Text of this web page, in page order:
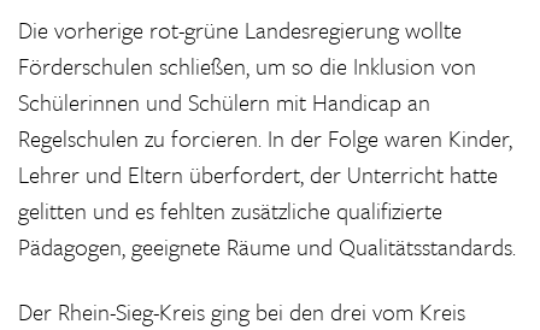
Die vorherige rot-grüne Landesregierung wollte
Förderschulen schließen, um so die Inklusion von
Schülerinnen und Schülern mit Handicap an
Regelschulen zu forcieren. In der Folge waren Kinder,
Lehrer und Eltern überfordert, der Unterricht hatte
gelitten und es fehlten zusätzliche qualifizierte
Pädagogen, geeignete Räume und Qualitätsstandards.
Der Rhein-Sieg-Kreis ging bei den drei vom Kreis